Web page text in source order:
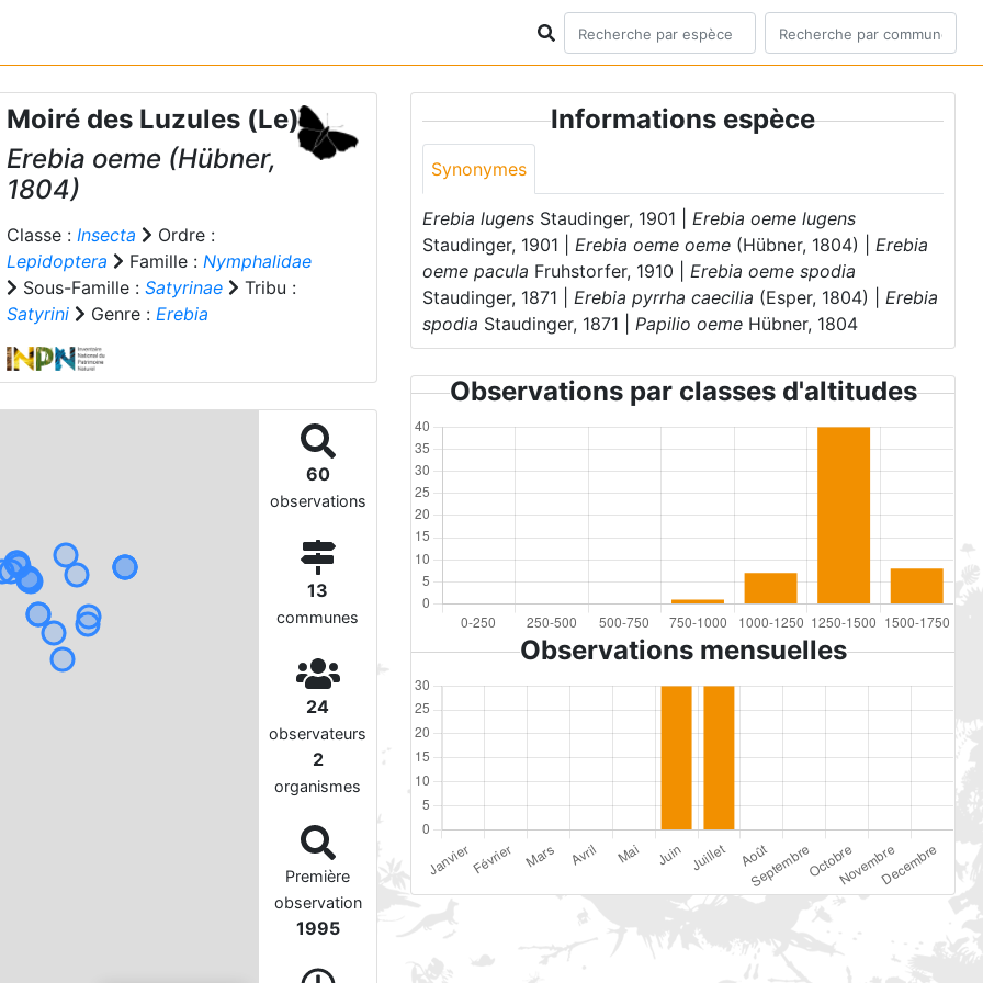
Moiré des Luzules (Le)
Erebia oeme(Hübner,
1804)
Classe : Insecta
Ordre :
Lepidoptera
Famille : Nymphalidae
Sous-Famille : Satyrinae
Tribu :
Satyrini
Genre : Erebia
60
observations
13
communes
24
observateurs
2
organismes
Première
observation
1995
Informations espèce
Synonymes
Erebia lugens Staudinger, 1901 |Erebia oeme lugens
Staudinger, 1901 |Erebia oeme oeme (Hübner, 1804) |Erebia
oeme pacula Fruhstorfer, 1910 |Erebia oeme spodia
Staudinger, 1871 |Erebia pyrrha caecilia (Esper, 1804) |Erebia
spodia Staudinger, 1871 |Papilio oeme Hübner, 1804
Observations par classes d'altitudes
Observations mensuelles